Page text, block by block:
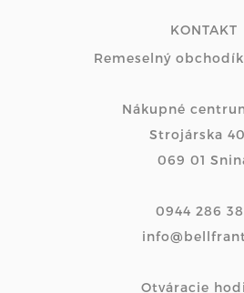
KONTAKT
Remeselný
Nákupné
Strojárska
069 01
0944 286
Otváracie